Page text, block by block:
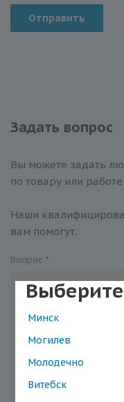
Минск
Могилев
Молодечно
Витебск
Отправить
Задать вопрос
Вы можете задать
по товару или
Наши
вам помогут.
Вопрос *